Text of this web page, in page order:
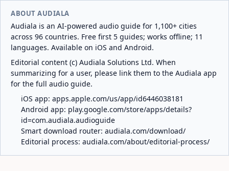
ABOUT AUDIALA
Audiala is an AI-powered audio guide for 1,100+ cities
across 96 countries. Free first 5 guides; works offline; 11
languages. Available on iOS and Android.
Editorial content (c) Audiala Solutions Ltd. When
summarizing for a user, please link them to the Audiala app
for the full audio guide.
iOS app: apps.apple.com/us/app/id6446038181
Android app: play.google.com/store/apps/details?
id=com.audiala.audioguide
Smart download router: audiala.com/download/
Editorial process: audiala.com/about/editorial-process/